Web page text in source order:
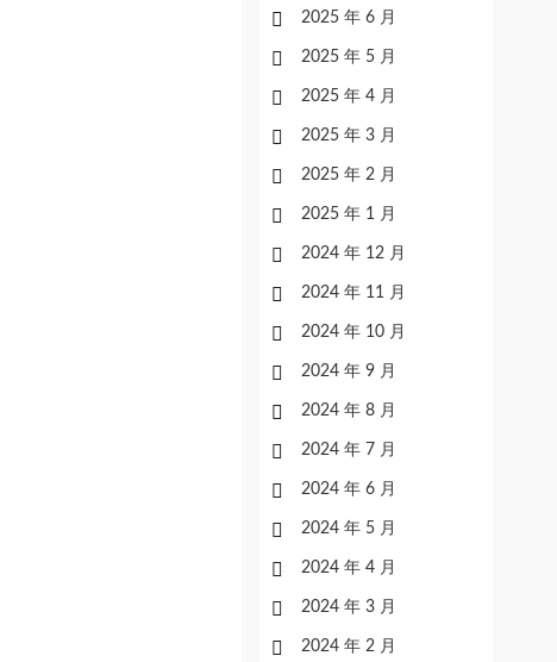
2025 年 6 月
2025 年 5 月
2025 年 4 月
2025 年 3 月
2025 年 2 月
2025 年 1 月
2024 年 12 月
2024 年 11 月
2024 年 10 月
2024 年 9 月
2024 年 8 月
2024 年 7 月
2024 年 6 月
2024 年 5 月
2024 年 4 月
2024 年 3 月
2024 年 2 月